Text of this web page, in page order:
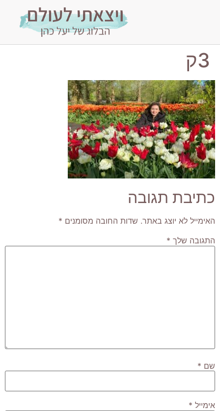
3ק
כתיבת תגובה
האימייל לא יוצג באתר. שדות החובה מסומנים *
התגובה שלך *
שם *
אימייל *